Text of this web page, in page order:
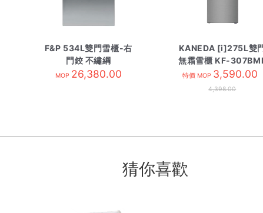
F&P 534L雙門雪櫃-右
門鉸 不繡綱
RF522WDRX4 需訂貨
MOP 26,380.00
KANEDA [i]275L雙
無霜雪櫃 KF-
特價 MOP 3,590.00
4,398.00
猜你喜歡